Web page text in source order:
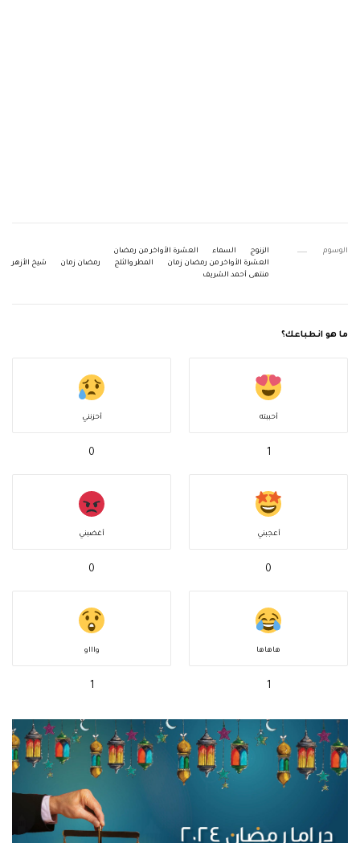
الوسوم الزنوج السماء
العشرة الأواخر من رمضان
العشرة الأواخر من رمضان زمان
المطر والثلج رمضان زمان
شيخ الأزهر
منتهى أحمد الشريف
ما هو انطباعك؟
أحببته
1
أحزنني
0
أعجبني
0
أغضبني
0
هاهاها
1
واااو
1